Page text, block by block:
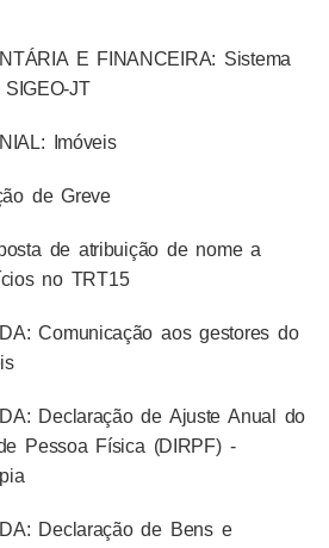
E FINANCEIRA: Sistema
JT
Imóveis
de Greve
de atribuição de nome a
no TRT15
Comunicação aos gestores do
Declaração de Ajuste Anual do
Pessoa Física (DIRPF) -
Declaração de Bens e